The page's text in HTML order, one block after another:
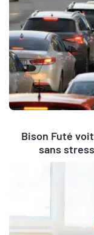
Bison Futé
sans